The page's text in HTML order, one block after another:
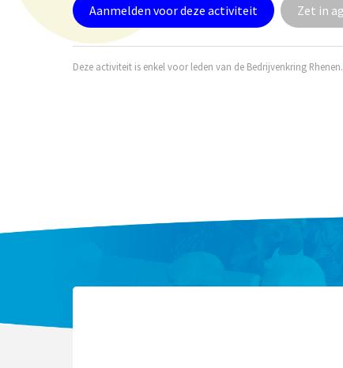
Aanmelden voor deze activiteit Zet in
Deze activiteit is enkel voor leden van de Bedrijvenkring Rhenen.